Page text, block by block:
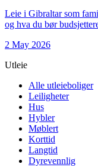
Leie i Gibraltar som
og hva du bør
2 May 2026
Utleie
Alle utleieboliger
Leiligheter
Hus
Hybler
Møblert
Korttid
Langtid
Dyrevennlig